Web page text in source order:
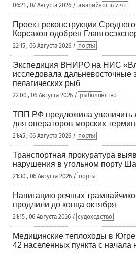
06:21 , 07 Августа 2026 / аварийность и чп
Проект реконструкции
Корсаков одобрен
22:15 , 06 Августа 2026 / порты
Экспедиция ВНИРО на НИС
исследовала дальневосточные
пелагических рыб
22:00 , 06 Августа 2026 / рыболовство
ТПП РФ предложила увеличить
для операторов морских
21:45 , 06 Августа 2026 / порты
Транспортная прокуратура
нарушения в угольном порту
21:30 , 06 Августа 2026 / порты
Навигацию речных
продлили до конца октября
21:15 , 06 Августа 2026 / судоходство
Медицинские теплоходы в Югре
42 населенных пункта с начала